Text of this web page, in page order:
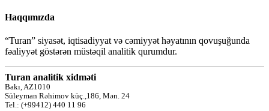
Haqqımızda
“Turan” siyasət, iqtisadiyyat və cəmiyyət həyatının qovuşuğunda
fəaliyyət göstərən müstəqil analitik qurumdur.
Turan analitik xidməti
Bakı, AZ1010
Süleyman Rəhimov küç.,186, Mən. 24
Tel.: (+99412) 440 11 96